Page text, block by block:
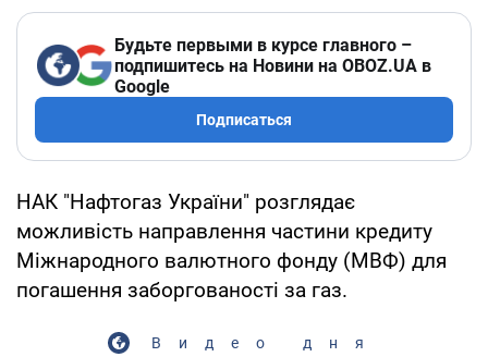
Будьте первыми в курсе главного –
подпишитесь на Новини на OBOZ.UA в
Google
Подписаться
НАК "Нафтогаз України" розглядає
можливість направлення частини кредиту
Міжнародного валютного фонду (МВФ) для
погашення заборгованості за газ.
Видео дня